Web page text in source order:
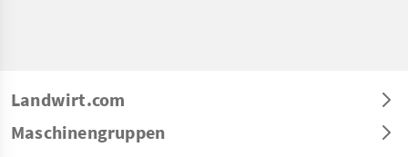
Landwirt.com
Maschinengruppen